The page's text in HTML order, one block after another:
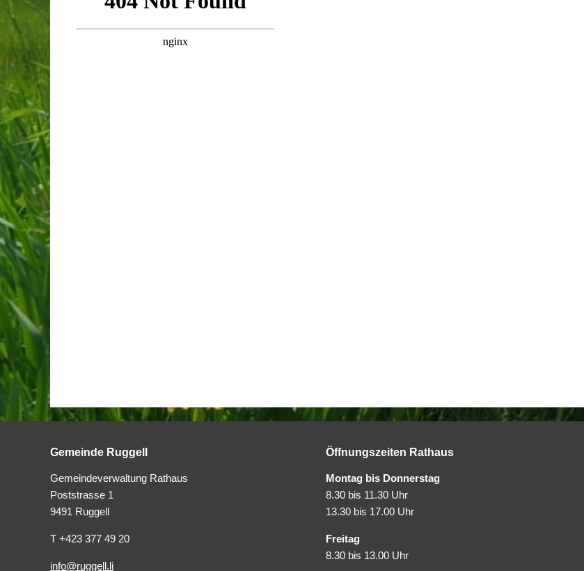
Gemeinde Ruggell
Gemeindeverwaltung Rathaus
Poststrasse 1
9491 Ruggell
T +423 377 49 20
info@ruggell.li
Öffnungszeiten Rathaus
Montag bis Donnerstag
8.30 bis 11.30 Uhr
13.30 bis 17.00 Uhr
Freitag
8.30 bis 13.00 Uhr